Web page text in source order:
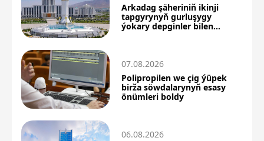
Arkadag şäheriniň ikinji
tapgyrynyň gurluşygy
ýokary depginler bilen
07.08.2026
Polipropilen we çig ýüpek
birža söwdalarynyň esasy
önümleri boldy
06.08.2026